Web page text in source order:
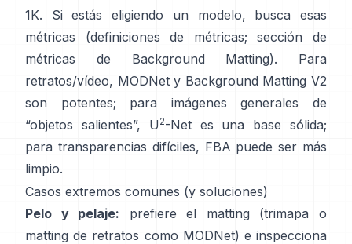
1K. Si estás eligiendo un modelo, busca esas
métricas
(definiciones de métricas;
sección de
métricas de Background Matting). Para
retratos/vídeo, MODNety Background Matting V2
son potentes; para imágenes generales de
“objetos salientes”,
U2-Netes una base sólida;
para transparencias difíciles, FBA puede ser más
limpio.
Casos extremos comunes (y soluciones)
Pelo y pelaje: prefiere el matting (trimapa o
matting de retratos como MODNet) e inspecciona